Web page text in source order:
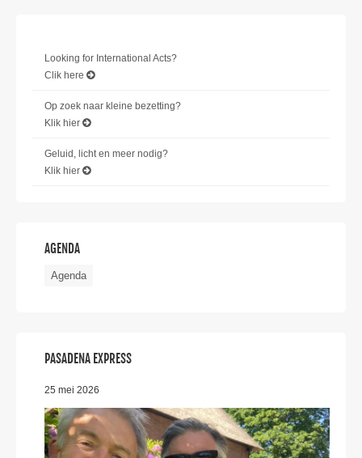
Looking for International Acts?
Clik here
Op zoek naar kleine bezetting?
Klik hier
Geluid, licht en meer nodig?
Klik hier
AGENDA
Agenda
PASADENA EXPRESS
25 mei 2026